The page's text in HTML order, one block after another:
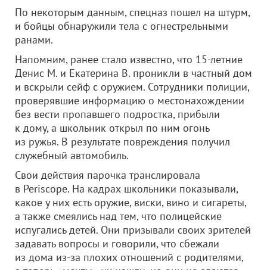
По некоторым данным, спецназ пошел на штурм,
и бойцы обнаружили тела с огнестрельными
ранами.
Напомним, ранее стало известно, что 15-летние
Денис М. и Екатерина В. проникли в частный дом
и вскрыли сейф с оружием. Сотрудники полиции,
проверявшие информацию о местонахождении
без вести пропавшего подростка, прибыли
к дому, а школьник открыл по ним огонь
из ружья. В результате повреждения получил
служебный автомобиль.
Свои действия парочка транслировала
в Periscope. На кадрах школьники показывали,
какое у них есть оружие, виски, вино и сигареты,
а также смеялись над тем, что полицейские
испугались детей. Они призывали своих зрителей
задавать вопросы и говорили, что сбежали
из дома из-за плохих отношений с родителями,